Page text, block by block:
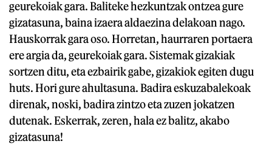
geurekoiak gara. Baliteke hezkuntzak ontzea gure
gizatasuna, baina izaera aldaezina delakoan nago.
Hauskorrak gara oso. Horretan, haurraren portaera
ere argia da, geurekoiak gara. Sistemak gizakiak
sortzen ditu, eta ezbairik gabe, gizakiok egiten dugu
huts. Hori gure ahultasuna. Badira eskuzabalekoak
direnak, noski, badira zintzo eta zuzen jokatzen
dutenak. Eskerrak, zeren, hala ez balitz, akabo
gizatasuna!